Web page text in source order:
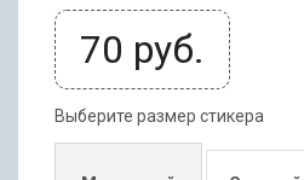
70 руб.
Выберите размер стикера